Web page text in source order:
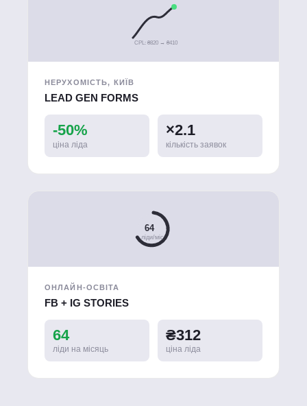
CPL: ₴820 → ₴410
НЕРУХОМІСТЬ, КИЇВ
LEAD GEN FORMS
-50%
ціна ліда
×2.1
кількість заявок
64
ліди/міс
ОНЛАЙН-ОСВІТА
FB + IG STORIES
64
ліди на місяць
₴312
ціна ліда